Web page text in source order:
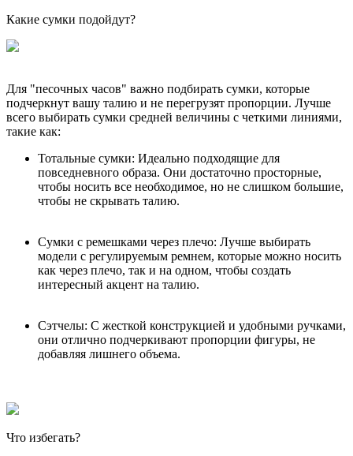
Какие сумки подойдут?
Для "песочных часов" важно подбирать сумки, которые
подчеркнут вашу талию и не перегрузят пропорции. Лучше
всего выбирать сумки средней величины с четкими линиями,
такие как:
Тотальные сумки: Идеально подходящие для
повседневного образа. Они достаточно просторные,
чтобы носить все необходимое, но не слишком большие,
чтобы не скрывать талию.
Сумки с ремешками через плечо: Лучше выбирать
модели с регулируемым ремнем, которые можно носить
как через плечо, так и на одном, чтобы создать
интересный акцент на талию.
Сэтчелы: С жесткой конструкцией и удобными ручками,
они отлично подчеркивают пропорции фигуры, не
добавляя лишнего объема.
Что избегать?